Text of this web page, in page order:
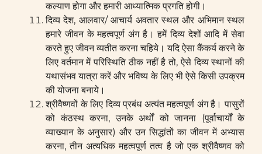
कल्याण होगा और हमारी आध्यात्मिक प्रगति होगी।
दिव्य देश, आलवार/ आचार्य अवतार स्थल और अभिमान स्थल
हमारे जीवन के महत्वपूर्ण अंग है। हमें दिव्य देशों आदि में सेवा
करते हुए जीवन व्यतीत करना चहिये। यदि ऐसा कैंकर्य करने के
लिए वर्तमान में परिस्थिति ठीक नहीं है तो, ऐसे दिव्य स्थानों की
यथासंभव यात्रा करें और भविष्य के लिए भी ऐसे किसी उपक्रम
की योजना बनाये।
श्रीवैष्णवों के लिए दिव्य प्रबंध अत्यंत महत्वपूर्ण अंग है। पासुरों
को कंठस्थ करना, उनके अर्थों को जानना (पूर्वाचार्यों के
व्याख्यान के अनुसार) और उन सिद्धांतों का जीवन में अभ्यास
करना, तीन अत्यधिक महत्वपूर्ण तत्व है जो एक श्रीवैष्णव को